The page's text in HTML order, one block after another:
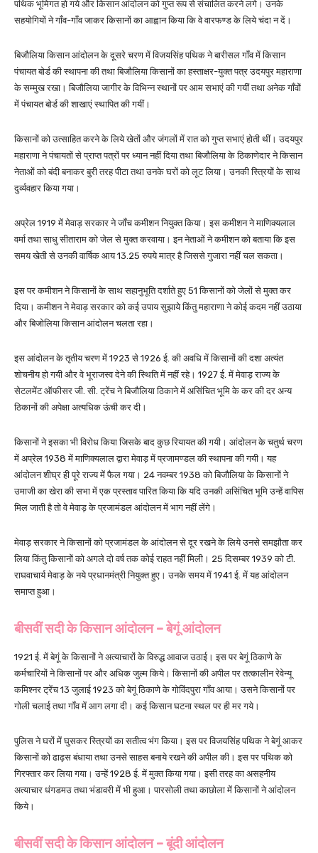
पथिक भूमिगत हो गये और किसान आंदोलन को गुप्त रूप से संचालित करने लगे। उनके
सहयोगियों ने गाँव-गाँव जाकर किसानों का आह्वान किया कि वे वारफण्ड के लिये चंदा न दें।
बिजौलिया किसान आंदोलन के दूसरे चरण में विजयसिंह पथिक ने बारीसल गाँव में किसान
पंचायत बोर्ड की स्थापना की तथा बिजौलिया किसानों का हस्ताक्षर-युक्त पत्र उदयपुर महाराणा
के सम्मुख रखा। बिजौलिया जागीर के विभिन्न स्थानों पर आम सभाएं की गयीं तथा अनेक गाँवों
में पंचायत बोर्ड की शाखाएं स्थापित की गयीं।
किसानों को उत्साहित करने के लिये खेतों और जंगलों में रात को गुप्त सभाएं होती थीं। उदयपुर
महाराणा ने पंचायतों से प्राप्त पत्रों पर ध्यान नहीं दिया तथा बिजौलिया के ठिकाणेदार ने किसान
नेताओं को बंदी बनाकर बुरी तरह पीटा तथा उनके घरों को लूट लिया। उनकी स्त्रियों के साथ
दुर्व्यवहार किया गया।
अप्रेल 1919 में मेवाड़ सरकार ने जाँच कमीशन नियुक्त किया। इस कमीशन ने माणिक्यलाल
वर्मा तथा साधु सीताराम को जेल से मुक्त करवाया। इन नेताओं ने कमीशन को बताया कि इस
समय खेती से उनकी वार्षिक आय 13.25 रुपये मात्र है जिससे गुजारा नहीं चल सकता।
इस पर कमीशन ने किसानों के साथ सहानुभूति दर्शाते हुए 51 किसानों को जेलों से मुक्त कर
दिया। कमीशन ने मेवाड़ सरकार को कई उपाय सुझाये किंतु महाराणा ने कोई कदम नहीं उठाया
और बिजोलिया किसान आंदोलन चलता रहा।
इस आंदोलन के तृतीय चरण में 1923 से 1926 ई. की अवधि में किसानों की दशा अत्यंत
शोचनीय हो गयी और वे भूराजस्व देने की स्थिति में नहीं रहे। 1927 ई. में मेवाड़ राज्य के
सेटलमेंट ऑफीसर जी. सी. ट्रेंच ने बिजौलिया ठिकाने में असिंचित भूमि के कर की दर अन्य
ठिकानों की अपेक्षा अत्यधिक ऊंची कर दी।
किसानों ने इसका भी विरोध किया जिसके बाद कुछ रियायत की गयी। आंदोलन के चतुर्थ चरण
में अप्रेल 1938 में माणिक्यलाल द्वारा मेवाड़ में प्रजामण्डल की स्थापना की गयी। यह
आंदोलन शीघ्र ही पूरे राज्य में फैल गया। 24 नवम्बर 1938 को बिजौलिया के किसानों ने
उमाजी का खेरा की सभा में एक प्रस्ताव पारित किया कि यदि उनकी असिंचित भूमि उन्हें वापिस
मिल जाती है तो वे मेवाड़ के प्रजामंडल आंदोलन में भाग नहीं लेंगे।
मेवाड़ सरकार ने किसानों को प्रजामंडल के आंदोलन से दूर रखने के लिये उनसे समझौता कर
लिया किंतु किसानों को अगले दो वर्ष तक कोई राहत नहीं मिली। 25 दिसम्बर 1939 को टी.
राघवाचार्य मेवाड़ के नये प्रधानमंत्री नियुक्त हुए। उनके समय में 1941 ई. में यह आंदोलन
समाप्त हुआ।
बीसवीं सदी के किसान आंदोलन –बेगूं आंदोलन
1921 ई. में बेगूं के किसानों ने अत्याचारों के विरुद्ध आवाज उठाई। इस पर बेगूं ठिकाणे के
कर्मचारियों ने किसानों पर और अधिक जुल्म किये। किसानों की अपील पर तत्कालीन रेवेन्यू
कमिश्नर ट्रेंच 13 जुलाई 1923 को बेगूं ठिकाणे के गोविंदपुरा गाँव आया। उसने किसानों पर
गोली चलाई तथा गाँव में आग लगा दी। कई किसान घटना स्थल पर ही मर गये।
पुलिस ने घरों में घुसकर स्त्रियों का सतीत्व भंग किया। इस पर विजयसिंह पथिक ने बेगूं आकर
किसानों को ढाढ़स बंधाया तथा उनसे साहस बनाये रखने की अपील की। इस पर पथिक को
गिरफ्तार कर लिया गया। उन्हें 1928 ई. में मुक्त किया गया। इसी तरह का असहनीय
अत्याचार धंगडमउ तथा भंडावरी में भी हुआ। पारसोली तथा काछोला में किसानों ने आंदोलन
किये।
बीसवीं सदी के किसान आंदोलन –बूंदी आंदोलन